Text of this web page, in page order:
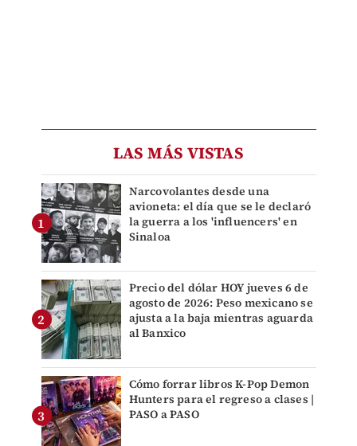
LAS MÁS VISTAS
Narcovolantes desde una
avioneta: el día que se le declaró
la guerra a los 'influencers' en
Sinaloa
Precio del dólar HOY jueves 6 de
agosto de 2026: Peso mexicano se
ajusta a la baja mientras aguarda
al Banxico
Cómo forrar libros K-Pop Demon
Hunters para el regreso a clases |
PASO a PASO